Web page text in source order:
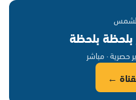
بلحظة بلحظة
حصرية · مباشر
←